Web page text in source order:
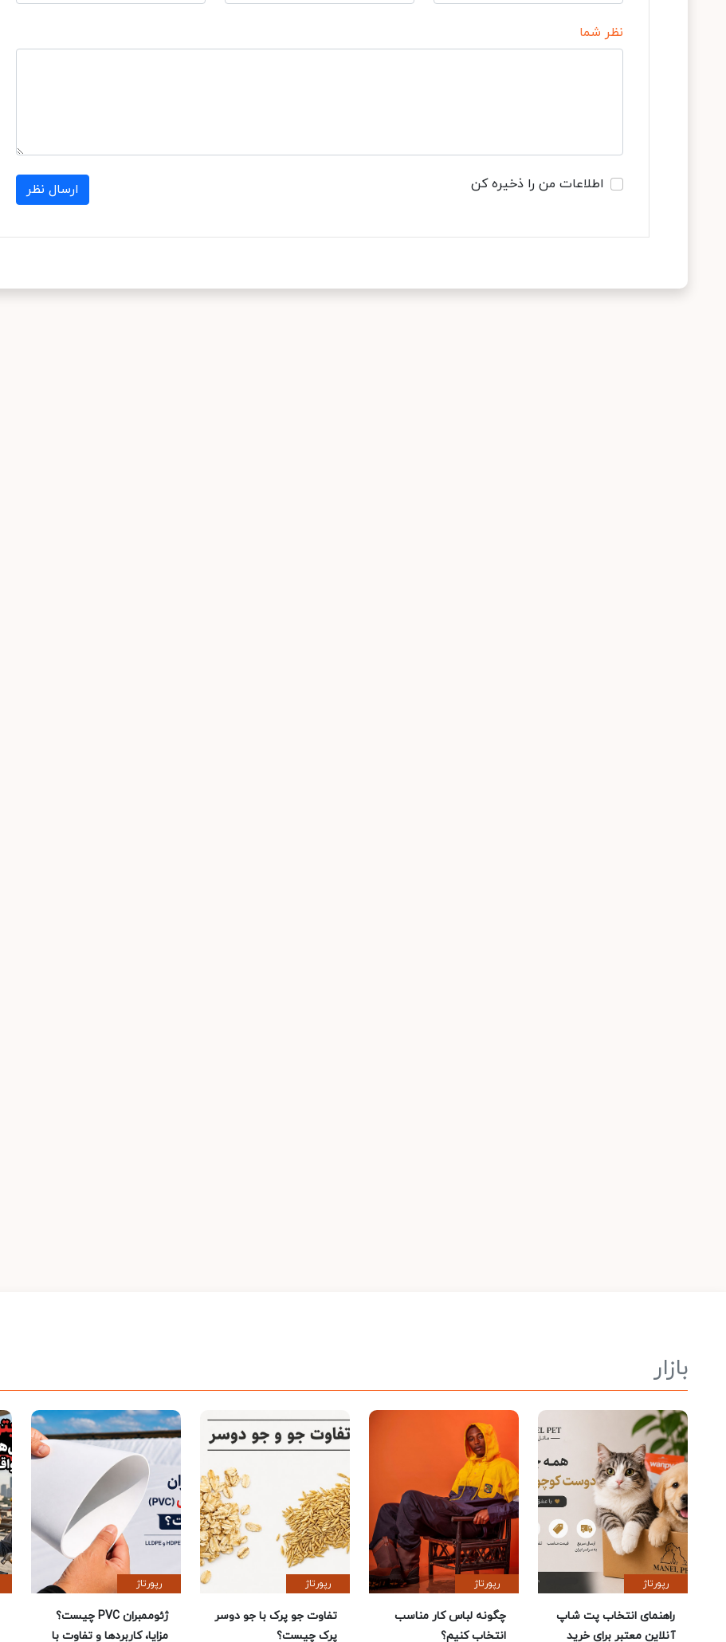
نظر شما
اطلاعات من را ذخیره کن ارسال نظر
بازار
رپورتاژ
راهنمای انتخاب پت شاپ
آنلاین معتبر برای خرید
رپورتاژ
چگونه لباس کار مناسب
انتخاب کنیم؟
رپورتاژ
تفاوت جو پرک با جو دوسر
پرک چیست؟
رپورتاژ
ژئوممبران PVC چیست؟
مزایا، کاربردها و تفاوت با